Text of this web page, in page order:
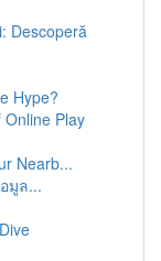
Descoperă
Hype?
Play
Nearb...
มูล...